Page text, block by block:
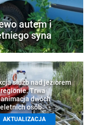
autem i
syna
służb nad jeziorem
Trwa
dwóch
osób
AKTUALIZACJA